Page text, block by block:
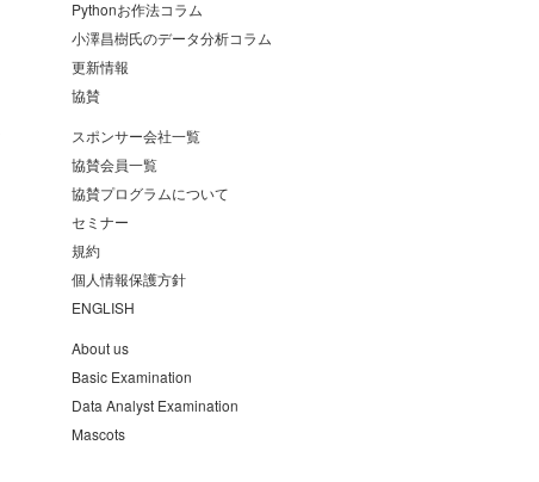
Pythonお作法コラム
小澤昌樹氏のデータ分析コラム
更新情報
協賛
スポンサー会社一覧
協賛会員一覧
協賛プログラムについて
セミナー
規約
個人情報保護方針
ENGLISH
About us
Basic Examination
Data Analyst Examination
Mascots